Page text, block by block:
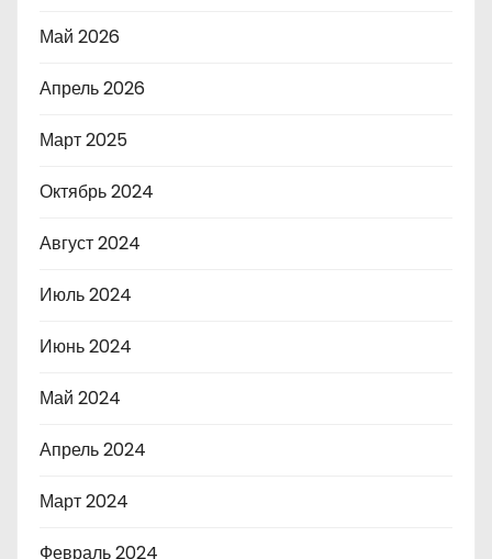
Май 2026
Апрель 2026
Март 2025
Октябрь 2024
Август 2024
Июль 2024
Июнь 2024
Май 2024
Апрель 2024
Март 2024
Февраль 2024